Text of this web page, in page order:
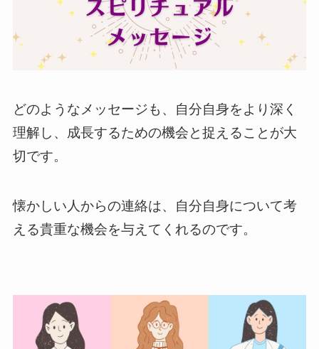
どのようなメッセージも、自分自身をより深く
理解し、成長するための機会と捉えることが大
切です。
懐かしい人からの連絡は、自分自身について考
える貴重な機会を与えてくれるのです。